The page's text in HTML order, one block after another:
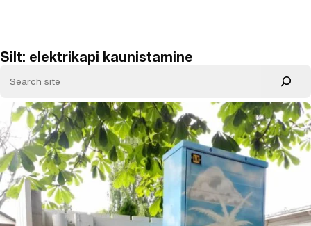
Silt: elektrikapi kaunistamine